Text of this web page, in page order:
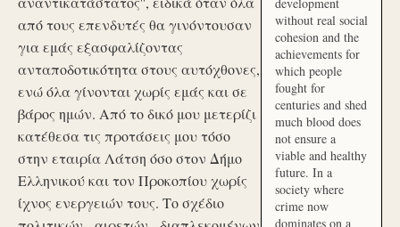
από τους επενδυτές θα γινόντουσαν
για εμάς εξασφαλίζοντας
ανταποδοτικότητα στους αυτόχθονες,
ενώ όλα γίνονται χωρίς εμάς και σε
βάρος ημών. Από το δικό μου μετερίζι
κατέθεσα τις προτάσεις μου τόσο
στην εταιρία Λάτση όσο στον Δήμο
Ελληνικού και τον Προκοπίου χωρίς
ίχνος ενεργειών τους. Το σχέδιο
without real social
cohesion and the
achievements for
which people
fought for
centuries and shed
much blood does
not ensure a
viable and healthy
future. In a
society where
crime now
dominates on a